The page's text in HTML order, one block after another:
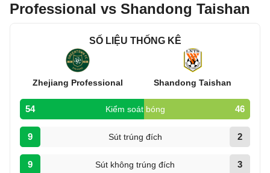
Professional vs Shandong Taishan
SỐ LIỆU THỐNG KÊ
Zhejiang Professional Shandong Taishan
54 Kiểm soát bóng 46
9 Sút trúng đích 2
9 Sút không trúng đích 3